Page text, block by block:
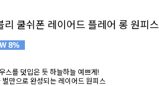
리 쿨쉬폰 레이어드 플레어 롱 원피스
스를 덧입은 듯 하늘하늘 예쁘게!
벌만으로 완성되는 레이어드 원피스